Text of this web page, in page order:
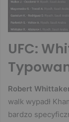
UFC:
Robert
walk wypadł
bardzo